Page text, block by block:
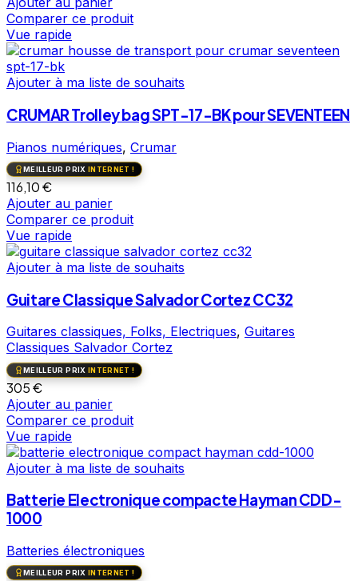
Comparer ce produit
Vue rapide
Ajouter à ma liste de souhaits
CRUMAR Trolley bag SPT-17-BK pour SEVENTEEN
Pianos numériques, Crumar
MEILLEUR PRIX INTERNET !
116,10€
Ajouter au panier
Comparer ce produit
Vue rapide
Ajouter à ma liste de souhaits
Guitare Classique Salvador Cortez CC32
Guitares classiques, Folks, Electriques, Guitares
Classiques Salvador Cortez
MEILLEUR PRIX INTERNET !
305€
Ajouter au panier
Comparer ce produit
Vue rapide
Ajouter à ma liste de souhaits
Batterie Electronique compacte Hayman CDD-
1000
Batteries électroniques
MEILLEUR PRIX INTERNET !